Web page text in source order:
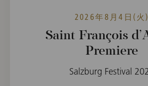
2026年8月4日(火)
Saint François
Premiere
Salzburg Festival